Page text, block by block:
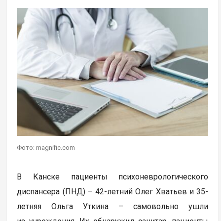
Фото: magnific.com
В Канске пациенты психоневрологического
диспансера (ПНД) – 42-летний Олег Хватьев и 35-
летняя Ольга Уткина – самовольно ушли